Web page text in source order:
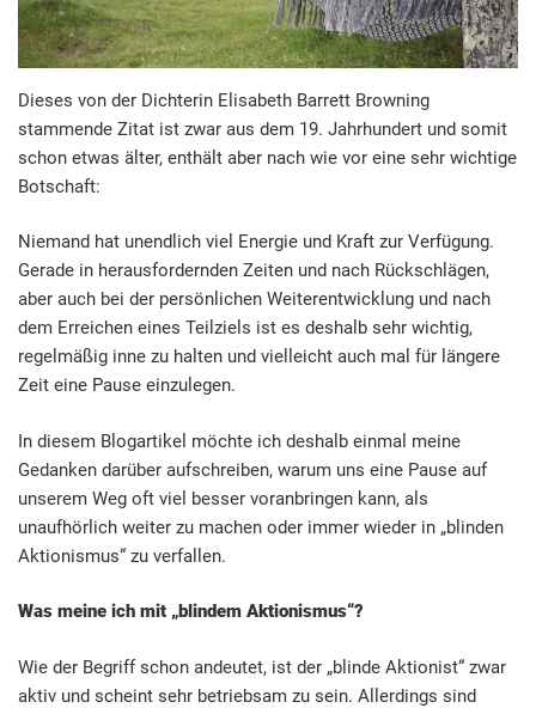
Dieses von der Dichterin Elisabeth Barrett Browning
stammende Zitat ist zwar aus dem 19. Jahrhundert und somit
schon etwas älter, enthält aber nach wie vor eine sehr wichtige
Botschaft:
Niemand hat unendlich viel Energie und Kraft zur Verfügung.
Gerade in herausfordernden Zeiten und nach Rückschlägen,
aber auch bei der persönlichen Weiterentwicklung und nach
dem Erreichen eines Teilziels ist es deshalb sehr wichtig,
regelmäßig inne zu halten und vielleicht auch mal für längere
Zeit eine Pause einzulegen.
In diesem Blogartikel möchte ich deshalb einmal meine
Gedanken darüber aufschreiben, warum uns eine Pause auf
unserem Weg oft viel besser voranbringen kann, als
unaufhörlich weiter zu machen oder immer wieder in „blinden
Aktionismus“ zu verfallen.
Was meine ich mit „blindem Aktionismus“?
Wie der Begriff schon andeutet, ist der „blinde Aktionist“ zwar
aktiv und scheint sehr betriebsam zu sein. Allerdings sind